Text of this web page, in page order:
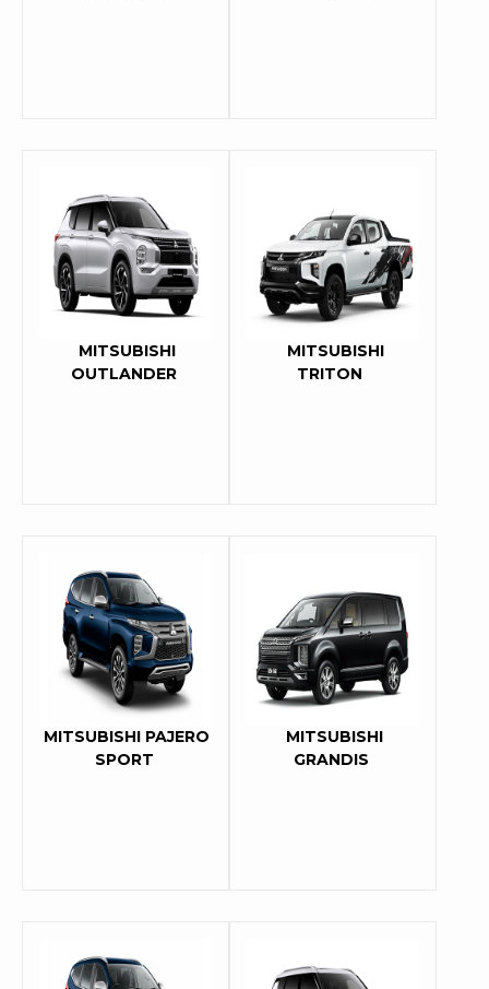
MITSUBISHI
OUTLANDER
MITSUBISHI
TRITON
MITSUBISHI PAJERO
SPORT
MITSUBISHI
GRANDIS